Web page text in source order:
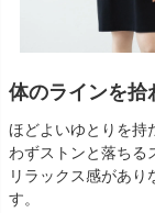
体のラインを拾
ほどよいゆとりを持
わずストンと落ちる
リラックス感があり
す。